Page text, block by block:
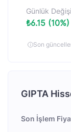
Günlük
₺6.15 (10%)
Son
GIPTA
Son İşlem